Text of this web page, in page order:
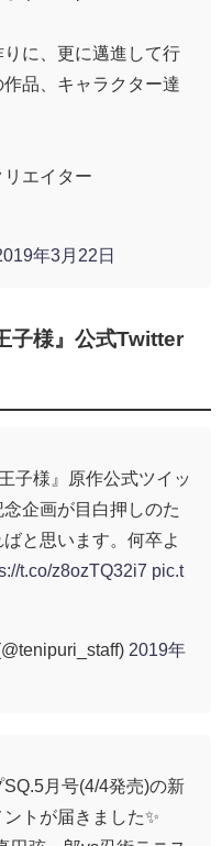
に、更に邁進して行
品、キャラクター達
エイター
年3月22日
子様』公式Twitter
子様』原作公式ツイッ
企画が目白押しのた
と思います。何卒よ
t.co/z8ozTQ32i7 pic.t
2019年
月号(4/4発売)の新
トが届きました✨